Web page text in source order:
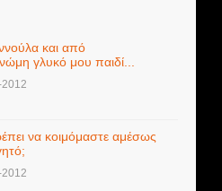
και από
γλυκό μου παιδί...
να κοιμόμαστε αμέσως